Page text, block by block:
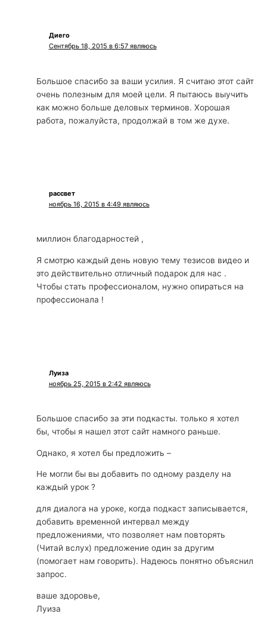
Диего
Сентябрь 18, 2015 в 6:57 являюсь
Большое спасибо за ваши усилия. Я считаю этот сайт
очень полезным для моей цели. Я пытаюсь выучить
как можно больше деловых терминов. Хорошая
работа, пожалуйста, продолжай в том же духе.
рассвет
ноябрь 16, 2015 в 4:49 являюсь
миллион благодарностей ,
Я смотрю каждый день новую тему тезисов видео и
это действительно отличный подарок для нас .
Чтобы стать профессионалом, нужно опираться на
профессионала !
Луиза
ноябрь 25, 2015 в 2:42 являюсь
Большое спасибо за эти подкасты. только я хотел
бы, чтобы я нашел этот сайт намного раньше.
Однако, я хотел бы предложить –
Не могли бы вы добавить по одному разделу на
каждый урок ?
для диалога на уроке, когда подкаст записывается,
добавить временной интервал между
предложениями, что позволяет нам повторять
(Читай вслух) предложение один за другим
(помогает нам говорить). Надеюсь понятно объяснил
запрос.
ваше здоровье,
Луиза